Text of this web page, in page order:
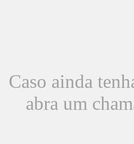
Caso ainda
abra um